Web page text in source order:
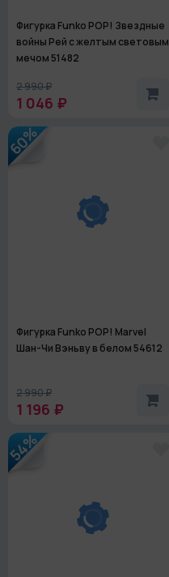
Фигурка Funko POP! Звездные
войны Рей с желтым световым
мечом 51482
2 990 ₽
1 046 ₽
60%
Фигурка Funko POP! Marvel
Шан-Чи Вэньву в белом 54612
2 990 ₽
1 196 ₽
54%